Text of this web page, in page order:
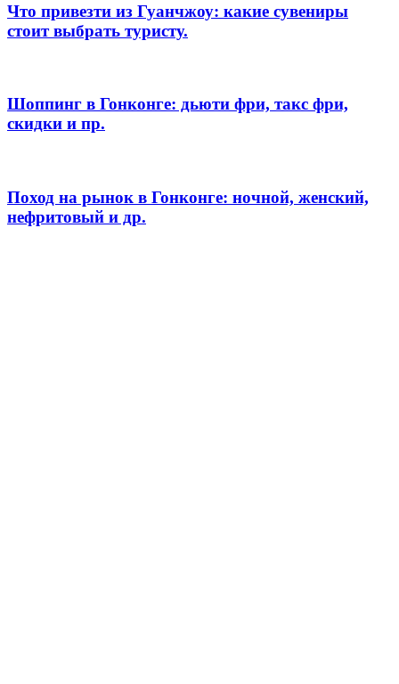
Что привезти из Гуанчжоу: какие сувениры
стоит выбрать туристу.
Шоппинг в Гонконге: дьюти фри, такс фри,
скидки и пр.
Поход на рынок в Гонконге: ночной, женский,
нефритовый и др.